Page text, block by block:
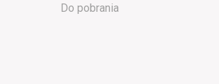
Do pobrania